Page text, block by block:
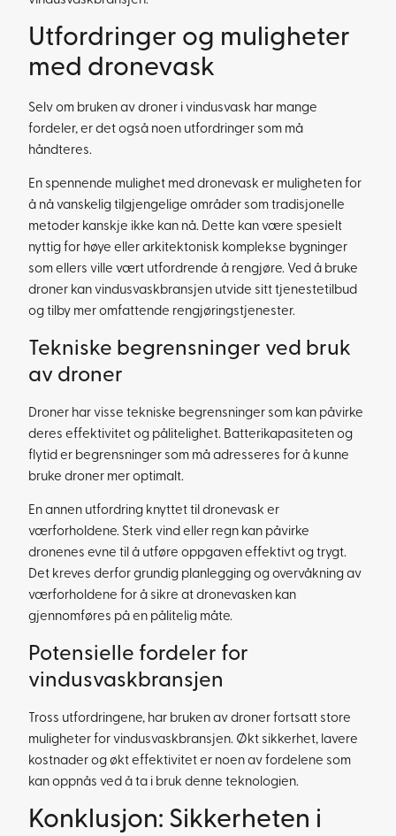
Utfordringer og muligheter
med dronevask
Selv om bruken av droner i vindusvask har mange
fordeler, er det også noen utfordringer som må
håndteres.
En spennende mulighet med dronevask er muligheten for
å nå vanskelig tilgjengelige områder som tradisjonelle
metoder kanskje ikke kan nå. Dette kan være spesielt
nyttig for høye eller arkitektonisk komplekse bygninger
som ellers ville vært utfordrende å rengjøre. Ved å bruke
droner kan vindusvaskbransjen utvide sitt tjenestetilbud
og tilby mer omfattende rengjøringstjenester.
Tekniske begrensninger ved bruk
av droner
Droner har visse tekniske begrensninger som kan påvirke
deres effektivitet og pålitelighet. Batterikapasiteten og
flytid er begrensninger som må adresseres for å kunne
bruke droner mer optimalt.
En annen utfordring knyttet til dronevask er
værforholdene. Sterk vind eller regn kan påvirke
dronenes evne til å utføre oppgaven effektivt og trygt.
Det kreves derfor grundig planlegging og overvåkning av
værforholdene for å sikre at dronevasken kan
gjennomføres på en pålitelig måte.
Potensielle fordeler for
vindusvaskbransjen
Tross utfordringene, har bruken av droner fortsatt store
muligheter for vindusvaskbransjen. Økt sikkerhet, lavere
kostnader og økt effektivitet er noen av fordelene som
kan oppnås ved å ta i bruk denne teknologien.
Konklusjon: Sikkerheten i